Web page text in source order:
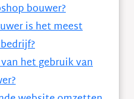
bouwer?
is het meest
het gebruik van